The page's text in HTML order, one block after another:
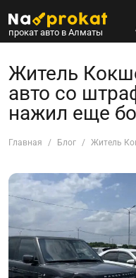
прокат авто в Алматы
Житель
авто со
нажил еще
Главная Блог Житель